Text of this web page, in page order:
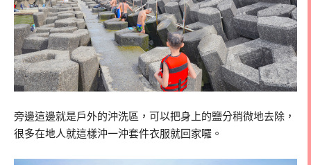
旁邊這邊就是戶外的沖洗區，可以把身上的鹽分稍微地去除，
很多在地人就這樣沖一沖套件衣服就回家囉。